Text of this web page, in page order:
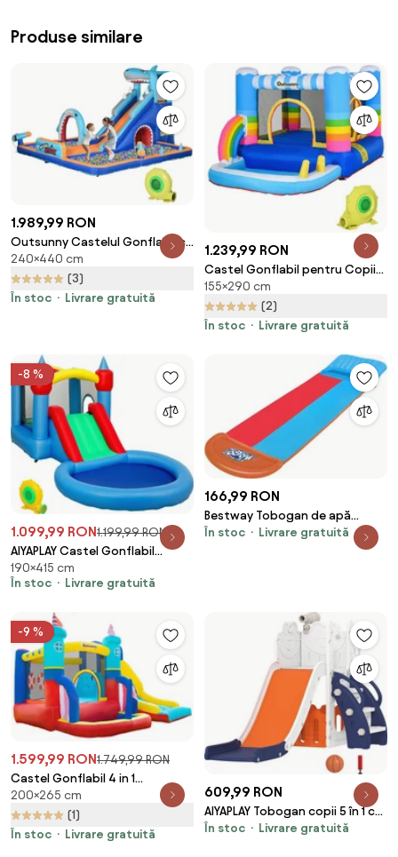
Produse similare
1.989,99 RON
Outsunny Castelul Gonflabil cu
Tobogan, Piscină, Perete de
Cățărare, Tun de Apă, Parc
Acvatic Gonflabil,
240×440 cm
(3)
În stoc
Livrare gratuită
1.239,99 RON
Castel Gonflabil pentru Copii
Outsunny cu Trambulina si
Piscina, Pompa Electrica Inclusa
290x200x155cm, Multicolor |
155×290 cm
(2)
În stoc
Livrare gratuită
-8 %
1.099,99 RON1.199,99 RON
AIYAPLAY Castel Gonflabil
Trambulină 4 în 1, Tobogan,
415x205x190cm, Multicolor |
190×415 cm
În stoc
Livrare gratuită
166,99 RON
Bestway Tobogan de apă
H2OGO Tsunami Splash, dublu
În stoc Livrare gratuită
-9 %
1.599,99 RON1.749,99 RON
Castel Gonflabil 4 in 1
Outsunny pentru Copii de la 3
la 8 ani cu Tobogan,
Trambulina, Piscina si Pompa
200×265 cm
(1)
În stoc
Livrare gratuită
609,99 RON
AIYAPLAY Tobogan copii 5 în 1 cu
coș de baschet, scăriță,
În stoc Livrare gratuită